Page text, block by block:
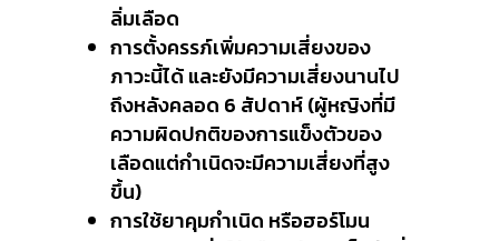
ลิ่มเลือด
การตั้งครรภ์เพิ่มความเสี่ยงของ
ภาวะนี้ได้ และยังมีความเสี่ยงนานไป
ถึงหลังคลอด 6 สัปดาห์ (ผู้หญิงที่มี
ความผิดปกติของการแข็งตัวของ
เลือดแต่กำเนิดจะมีความเสี่ยงที่สูง
ขึ้น)
การใช้ยาคุมกำเนิด หรือฮอร์โมน